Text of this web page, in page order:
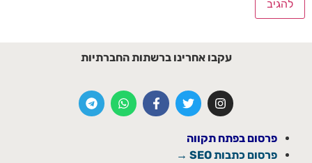
עקבו אחרינו ברשתות החברתיות
פרסום בפתח תקווה
פרסום כתבות SEO →